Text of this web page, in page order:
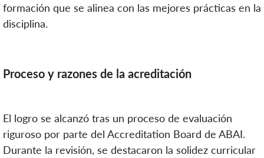
formación que se alinea con las mejores prácticas en la
disciplina.
Proceso y razones de la acreditación
El logro se alcanzó tras un proceso de evaluación
riguroso por parte del Accreditation Board de ABAI.
Durante la revisión, se destacaron la solidez curricular